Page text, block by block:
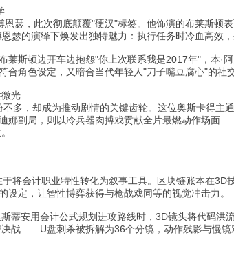
恩瑟，此次彻底颠覆"硬汉"标签。他饰演的布莱斯顿
瑟的演绎下焕发出独特魅力：执行任务时冷血高效
莱斯顿边开车边抱怨"你上次联系我是2017年"，本·
合角色设定，又暗合当代年轻人"刀子嘴豆腐心"的社
光
不多，却成为推动剧情的关键齿轮。这位奥斯卡得
娜副局，则以冷兵器肉搏戏贡献全片最燃动作场面
于将会计职业特性转化为叙事工具。区块链账本在
设定，让智性博弈获得与枪战戏同等的视觉冲击力。
蒂安用会计公式规划进攻路线时，3D镜头将代码
战——U盘刺杀被拆解为36个分镜，动作残影与慢